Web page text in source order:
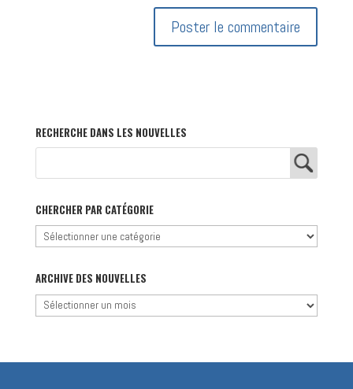
RECHERCHE DANS LES NOUVELLES
CHERCHER PAR CATÉGORIE
Chercher
catégorie
ARCHIVE DES NOUVELLES
Archive